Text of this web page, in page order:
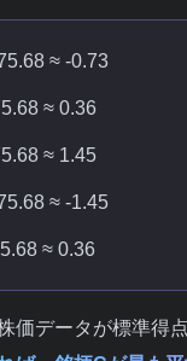
≈ -0.73
≈ 0.36
≈ 1.45
≈ -1.45
≈ 0.36
価データが標準得